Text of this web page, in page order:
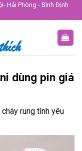
Hải Phòng - Bình Định
dùng pin giá
chày rung tình yêu